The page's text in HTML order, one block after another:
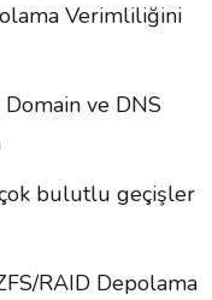
Verimliliğini
ve DNS
bulutlu geçişler
RAID Depolama